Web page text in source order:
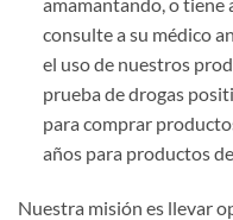
consulte a su médico
el uso de nuestros
prueba de drogas
para comprar
años para productos
Nuestra misión es llevar